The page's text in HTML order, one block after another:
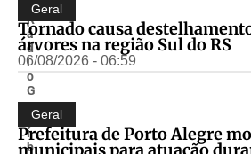
R
á
d
i
o
G
u
a
í
b
Geral
Tornado causa
árvores na região Sul do RS
06/08/2026 - 06:59
Geral
Prefeitura de Porto Alegre
municipais para atuação